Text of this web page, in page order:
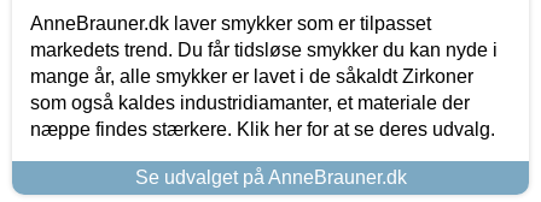
AnneBrauner.dk laver smykker som er tilpasset
markedets trend. Du får tidsløse smykker du kan nyde i
mange år, alle smykker er lavet i de såkaldt Zirkoner
som også kaldes industridiamanter, et materiale der
næppe findes stærkere. Klik her for at se deres udvalg.
Se udvalget på AnneBrauner.dk